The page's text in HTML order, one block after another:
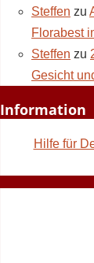
Steffen zu
Florabest
Steffen zu
Gesicht
Information
Hilfe für